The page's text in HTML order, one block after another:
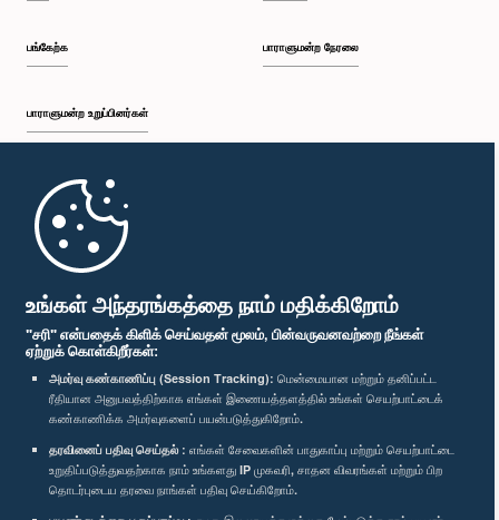
உங்கள் அந்தரங்கத்தை நாம் மதிக்கிறோம்
"சரி" என்பதைக் கிளிக் செய்வதன் மூலம், பின்வருவனவற்றை நீங்கள்
ஏற்றுக் கொள்கிறீர்கள்:
அமர்வு கண்காணிப்பு (Session Tracking): மென்மையான மற்றும் தனிப்பட்ட
ரீதியான அனுபவத்திற்காக எங்கள் இணையத்தளத்தில் உங்கள் செயற்பாட்டைக்
கண்காணிக்க அமர்வுகளைப் பயன்படுத்துகிறோம்.
தரவினைப் பதிவு செய்தல் : எங்கள் சேவைகளின் பாதுகாப்பு மற்றும் செயற்பாட்டை
உறுதிப்படுத்துவதற்காக நாம் உங்களது IP முகவரி, சாதன விவரங்கள் மற்றும் பிற
தொடர்புடைய தரவை நாங்கள் பதிவு செய்கிறோம்.
பங்கேற்க
பாராளுமன்ற உறுப்பினர்கள்
முதற்பக்கம்
பாராளுமன்ற நேரலை
பாராளுமன்ற கையடக்க செயலி
எம்மை பின்தொடர்க :
விருதுகள்